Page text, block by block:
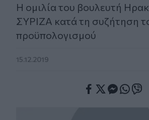
Η ομιλία του βουλευτή
ΣΥΡΙΖΑ κατά τη συζήτηση
προϋπολογισμού
15.12.2019